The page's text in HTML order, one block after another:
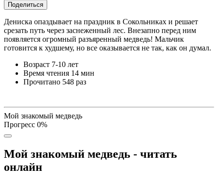
Поделиться
Дениска опаздывает на праздник в Сокольниках и решает
срезать путь через заснеженный лес. Внезапно перед ним
появляется огромный разъяренный медведь! Мальчик
готовится к худшему, но все оказывается не так, как он думал.
Возраст 7-10 лет
Время чтения 14 мин
Прочитано 548 раз
Мой знакомый медведь
Прогресс 0%
Мой знакомый медведь - читать
онлайн